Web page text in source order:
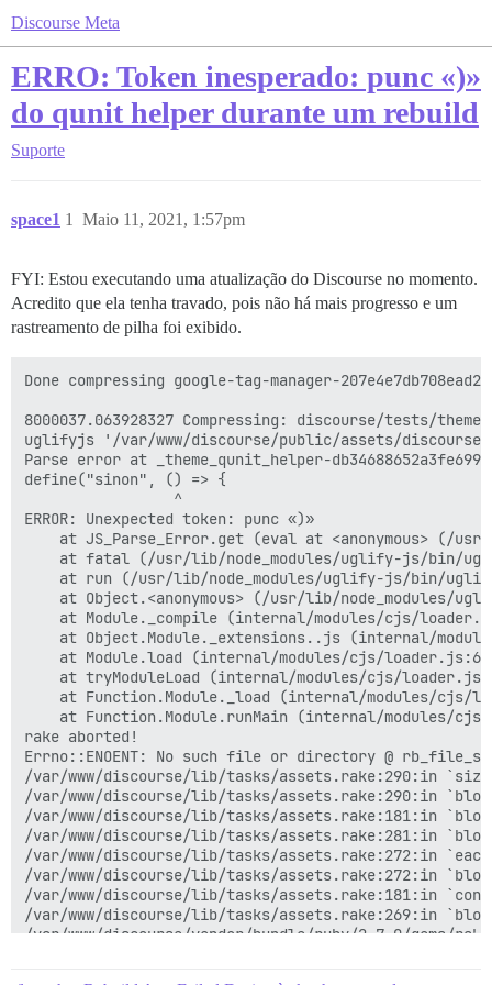
Discourse Meta
ERRO: Token inesperado: punc «)»
do qunit helper durante um rebuild
Suporte
space1 Maio 11, 2021, 1:57pm
1
FYI: Estou executando uma atualização do Discourse no momento.
Acredito que ela tenha travado, pois não há mais progresso e um
rastreamento de pilha foi exibido.
Done compressing google-tag-manager-
8000037.063928327 Compressing: discourse/tests/
uglifyjs '/var/www/discourse/public/assets/discourse/
Parse error at _theme_qunit_helper-
define("sinon", () => {
                 ^
ERROR: Unexpected token: punc «)»
at JS_Parse_Error.get (eval at <anonymous> (/
at fatal (/usr/lib/node_modules/uglify-js/bin/
at run (/usr/lib/node_modules/uglify-js/bin/
at Object.<anonymous> (/usr/lib/node_modules/
at Module._compile (internal/modules/cjs/
at Object.Module._extensions..js (internal/
at Module.load (internal/modules/cjs/
at tryModuleLoad (internal/modules/cjs/
at Function.Module._load (internal/modules/cjs/
at Function.Module.runMain (internal/modules/
rake aborted!
Errno::ENOENT: No such file or directory @
/var/www/discourse/lib/tasks/assets.rake:290:in
/var/www/discourse/lib/tasks/assets.rake:290:in
/var/www/discourse/lib/tasks/assets.rake:181:in
/var/www/discourse/lib/tasks/assets.rake:281:in
/var/www/discourse/lib/tasks/assets.rake:272:in
/var/www/discourse/lib/tasks/assets.rake:272:in
/var/www/discourse/lib/tasks/assets.rake:181:in
/var/www/discourse/lib/tasks/assets.rake:269:in
/var/www/discourse/vendor/bundle/ruby/2.7.0/gems/